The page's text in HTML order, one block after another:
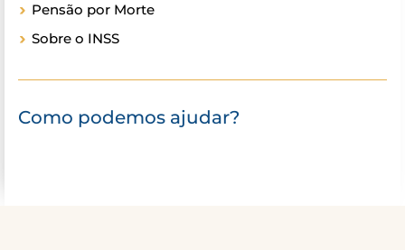
Pensão por Morte
Sobre o INSS
Como podemos ajudar?